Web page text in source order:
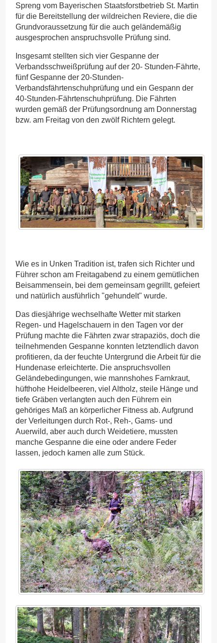
Spreng vom Bayerischen Staatsforstbetrieb St. Martin
für die Bereitstellung der wildreichen Reviere, die die
Grundvoraussetzung für die auch geländemäßig
ausgesprochen anspruchsvolle Prüfung sind.
Insgesamt stellten sich vier Gespanne der
Verbandsschweißprüfung auf der 20- Stunden-Fährte,
fünf Gespanne der 20-Stunden-
Verbandsfährtenschuhprüfung und ein Gespann der
40-Stunden-Fährtenschuhprüfung. Die Fährten
wurden gemäß der Prüfungsordnung am Donnerstag
bzw. am Freitag von den zwölf Richtern gelegt.
Wie es in Unken Tradition ist, trafen sich Richter und
Führer schon am Freitagabend zu einem gemütlichen
Beisammensein, bei dem gemeinsam gegrillt, gefeiert
und natürlich ausführlich "gehundelt" wurde.
Das diesjährige wechselhafte Wetter mit starken
Regen- und Hagelschauern in den Tagen vor der
Prüfung machte die Fährten zwar strapaziös, doch die
teilnehmenden Gespanne konnten letztendlich davon
profitieren, da der feuchte Untergrund die Arbeit für die
Hundenase erleichterte. Die anspruchsvollen
Geländebedingungen, wie mannshohes Farnkraut,
hüfthohe Heidelbeeren, viel Altholz, steile Hänge und
tiefe Gräben verlangten auch den Führern ein
gehöriges Maß an körperlicher Fitness ab. Aufgrund
der Verleitungen durch Rot-, Reh-, Gams- und
Auerwild, aber auch durch Weidetiere, mussten
manche Gespanne die eine oder andere Feder
lassen, jedoch kamen alle zum Stück.